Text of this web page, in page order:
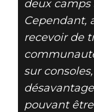
deux camps
Cependant,
recevoir de
sur
pouvant